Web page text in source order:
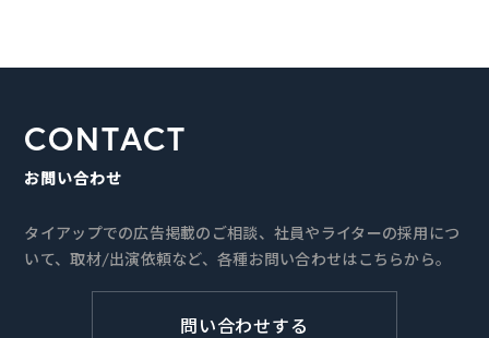
CONTACT
お問い合わせ
タイアップでの広告掲載のご相談、社員やライターの採用につ
いて、取材/出演依頼など、各種お問い合わせはこちらから。
問い合わせする